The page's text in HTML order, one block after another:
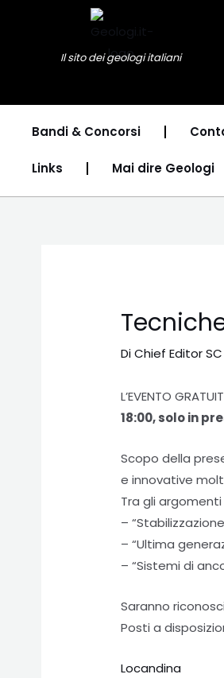
contenutoIl sito dei geologi italiani
Bandi & Concorsi
Links Mai dire Geologi
DiChief Editor SC
L’EVENTO
18:00, solo in
Scopo della
e innovative
Tra gli
–
– “Ultima
– “Sistemi di
Saranno
Posti a
Locandina
Navigazione
articoli